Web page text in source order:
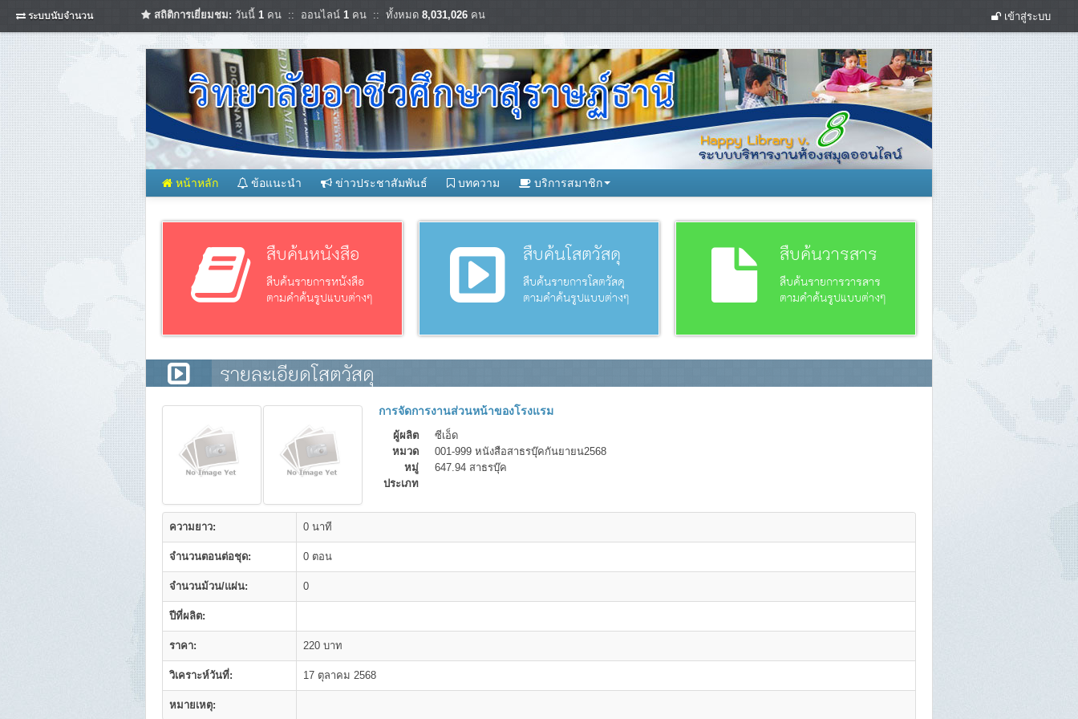
ระบบนับจำนวน สถิติการเยี่ยมชม: วันนี้ 1 คน :: ออนไลน์ 1 คน :: ทั้งหมด 8,031,026 คน เข้าสู่ระบบ
หน้าหลัก ข้อแนะนำ ข่าวประชาสัมพันธ์ บทความ บริการสมาชิก
สืบค้นหนังสือ
สืบค้นรายการหนังสือ
ตามคำค้นรูปแบบต่างๆ
สืบค้นโสตวัสดุ
สืบค้นรายการโสตวัสดุ
ตามคำค้นรูปแบบต่างๆ
สืบค้นวารสาร
สืบค้นรายการวารสาร
ตามคำค้นรูปแบบต่างๆ
รายละเอียดโสตวัสดุ
การจัดการงานส่วนหน้าของโรงแรม
ผู้ผลิต
ซีเอ็ด
หมวด
001-999 หนังสือสาธรบุ๊คกันยายน2568
หมู่
647.94 สาธรบุ๊ค
ประเภท
ความยาว: 0 นาที
จำนวนตอนต่อชุด: 0 ตอน
จำนวนม้วน/แผ่น: 0
ปีที่ผลิต:
ราคา: 220 บาท
วิเคราะห์วันที่: 17 ตุลาคม 2568
หมายเหตุ: